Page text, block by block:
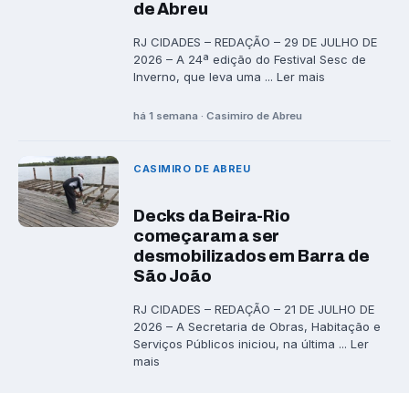
de Abreu
RJ CIDADES – REDAÇÃO – 29 DE JULHO DE
2026 – A 24ª edição do Festival Sesc de
Inverno, que leva uma ... Ler mais
há 1 semana · Casimiro de Abreu
CASIMIRO DE ABREU
Decks da Beira-Rio
começaram a ser
desmobilizados em Barra de
São João
RJ CIDADES – REDAÇÃO – 21 DE JULHO DE
2026 – A Secretaria de Obras, Habitação e
Serviços Públicos iniciou, na última ... Ler
mais